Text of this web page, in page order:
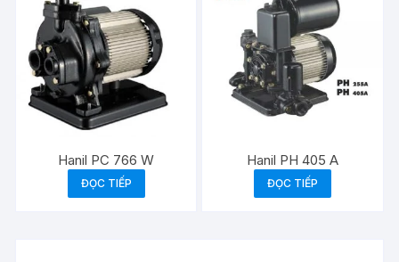
Hanil PC 766 W
ĐỌC TIẾP
Hanil PH 405 A
ĐỌC TIẾP